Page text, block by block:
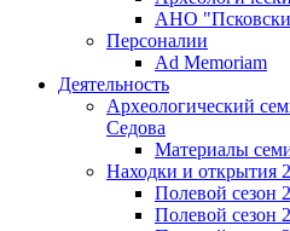
АНО
Персоналии
Ad Memoriam
Деятельность
Археологический
Седова
Материалы
Находки и открытия
Полевой сезон
Полевой сезон